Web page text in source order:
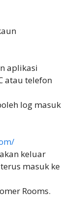
aplikasi
atau telefon
log masuk
keluar
masuk ke
Rooms.